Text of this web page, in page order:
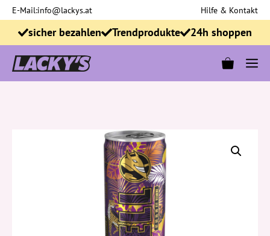
Zum
Inhalt
springen
E-Mail:info@lackys.at Hilfe & Kontakt
sicher bezahlen Trendprodukte 24h shoppen